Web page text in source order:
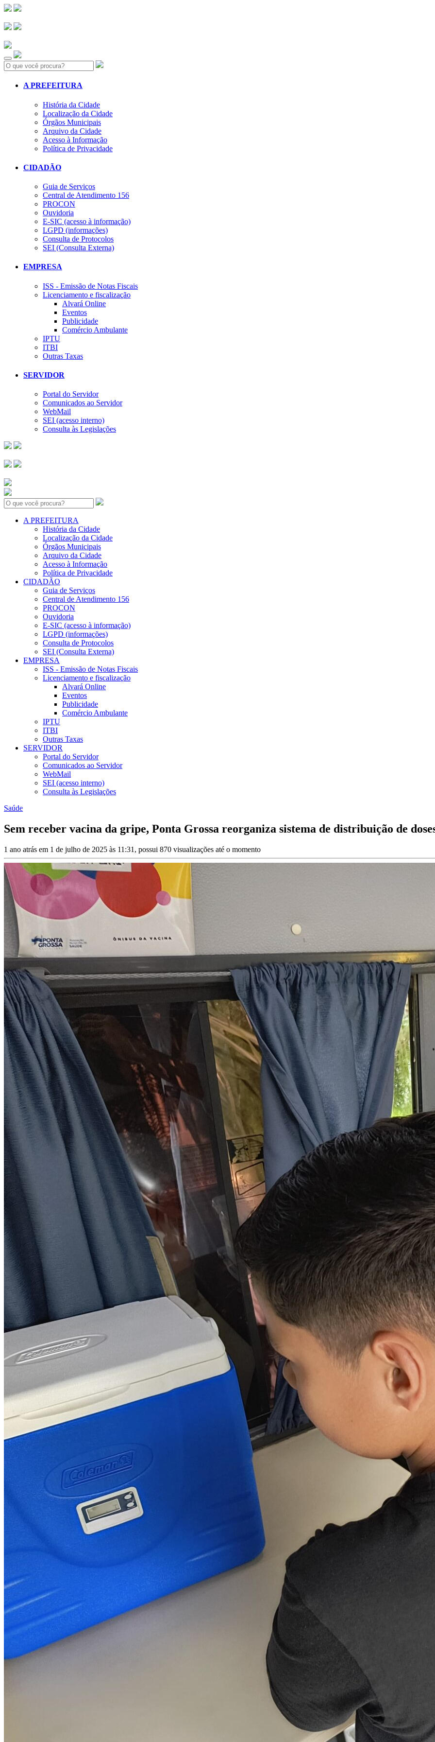
Search:
A PREFEITURA
História da Cidade
Localização da Cidade
Órgãos Municipais
Arquivo da Cidade
Acesso à Informação
Política de Privacidade
CIDADÃO
Guia de Serviços
Central de Atendimento 156
PROCON
Ouvidoria
E-SIC (acesso à informação)
LGPD (informações)
Consulta de Protocolos
SEI (Consulta Externa)
EMPRESA
ISS - Emissão de Notas Fiscais
Licenciamento e fiscalização
Alvará Online
Eventos
Publicidade
Comércio Ambulante
IPTU
ITBI
Outras Taxas
SERVIDOR
Portal do Servidor
Comunicados ao Servidor
WebMail
SEI (acesso interno)
Consulta às Legislações
Search:
A PREFEITURA
História da Cidade
Localização da Cidade
Órgãos Municipais
Arquivo da Cidade
Acesso à Informação
Política de Privacidade
CIDADÃO
Guia de Serviços
Central de Atendimento 156
PROCON
Ouvidoria
E-SIC (acesso à informação)
LGPD (informações)
Consulta de Protocolos
SEI (Consulta Externa)
EMPRESA
ISS - Emissão de Notas Fiscais
Licenciamento e fiscalização
Alvará Online
Eventos
Publicidade
Comércio Ambulante
IPTU
ITBI
Outras Taxas
SERVIDOR
Portal do Servidor
Comunicados ao Servidor
WebMail
SEI (acesso interno)
Consulta às Legislações
Saúde
Sem receber vacina da gripe, Ponta Grossa reorganiza sistema de distribuição de
1 ano atrás em 1 de julho de 2025 às 11:31, possui 870 visualizações até o momento